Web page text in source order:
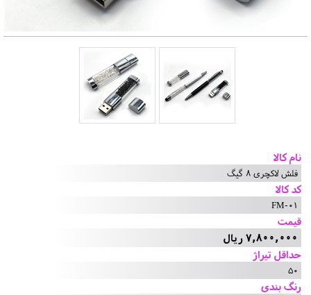
نام کالا
فلش لاکچری 8 گیگ
کد کالا
FM-01
قیمت
7,800,000 ریال
حداقل تیراژ
50
رنگ بندی